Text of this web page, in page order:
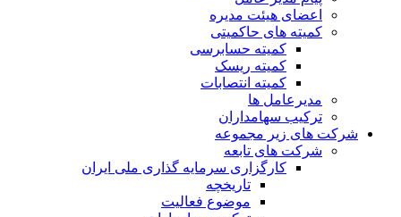
اعضای هیئت مدیره
کمیته های حاکمیتی
کمیته حسابرسی
کمیته ریسک
کمیته انتصابات
مدیرعامل ها
ترکیب سهامداران
شرکت های زیر مجموعه
شرکت های تابعه
کارگزاری سرمایه گذاری ملی ایران
تاریخچه
موضوع فعالیت